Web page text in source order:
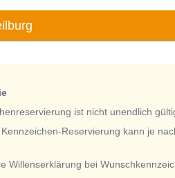
ist nicht unendlich
Reservierung kann je
Willenserklärung bei